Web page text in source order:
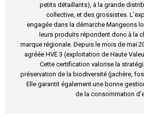
petits détaillants), à la grande
collective, et des grossistes.
engagée dans la démarche Mangeons
leurs produits répondent donc à la
marque régionale. Depuis le mois de mai
agréée HVE 3 (exploitation de Haute
Cette certification valorise la
préservation de la biodiversité (jachère,
Elle garantit également une bonne
de la consommation